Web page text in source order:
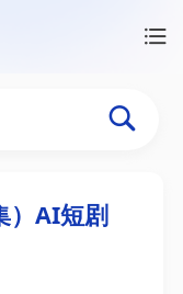
52集
）AI短剧